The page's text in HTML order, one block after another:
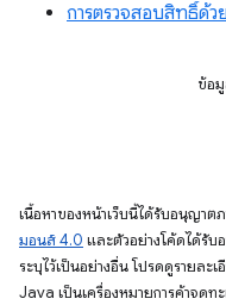
การตรวจสอบสิทธิ์ด้ว
ข้อ
เนื้อหาของหน้าเว็บนี้ได้รับอนุญาต
มอนส์ 4.0 และตัวอย่างโค้ดได้รับ
ระบุไว้เป็นอย่างอื่น โปรดดูรายละเ
Java เป็นเครื่องหมายการค้าจด